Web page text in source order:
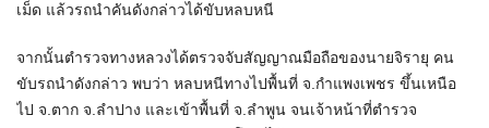
เม็ด แล้วรถนำคันดังกล่าวได้ขับหลบหนี
จากนั้นตำรวจทางหลวงได้ตรวจจับสัญญาณมือถือของนายจิรายุ คน
ขับรถนำดังกล่าว พบว่า หลบหนีทางไปพื้นที่ จ.กำแพงเพชร ขึ้นเหนือ
ไป จ.ตาก จ.ลำปาง และเข้าพื้นที่ จ.ลำพูน จนเจ้าหน้าที่ตำรวจ